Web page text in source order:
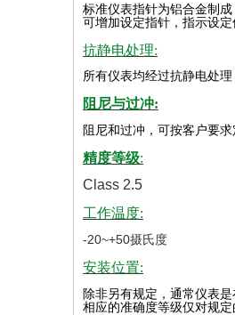
标准仪表指针为铝合金制
可增加设定指针，指示设定
抗静电处理:
所有仪表均经过抗静电处
阻尼与过冲:
阻尼和过冲，可按客户要
精度等级:
Class 2.5
工作温度:
-20~+50摄氏度
安装位置:
除非另有规定，通常仪表
相应的准确度等级仅对规